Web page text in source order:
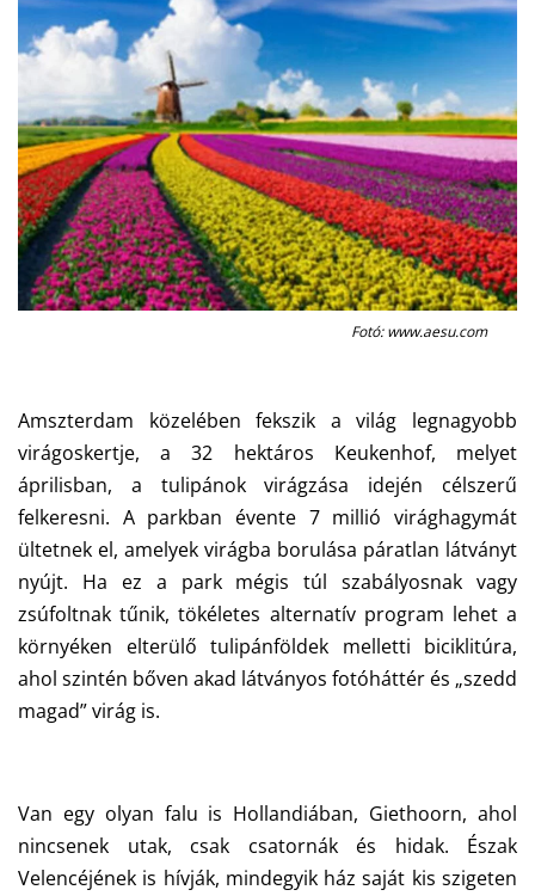
Fotó: www.aesu.com
Amszterdam közelében fekszik a világ legnagyobb
virágoskertje, a 32 hektáros Keukenhof, melyet
áprilisban, a tulipánok virágzása idején célszerű
felkeresni. A parkban évente 7 millió virághagymát
ültetnek el, amelyek virágba borulása páratlan látványt
nyújt. Ha ez a park mégis túl szabályosnak vagy
zsúfoltnak tűnik, tökéletes alternatív program lehet a
környéken elterülő tulipánföldek melletti biciklitúra,
ahol szintén bőven akad látványos fotóháttér és „szedd
magad” virág is.
Van egy olyan falu is Hollandiában, Giethoorn, ahol
nincsenek utak, csak csatornák és hidak. Észak
Velencéjének is hívják, mindegyik ház saját kis szigeten